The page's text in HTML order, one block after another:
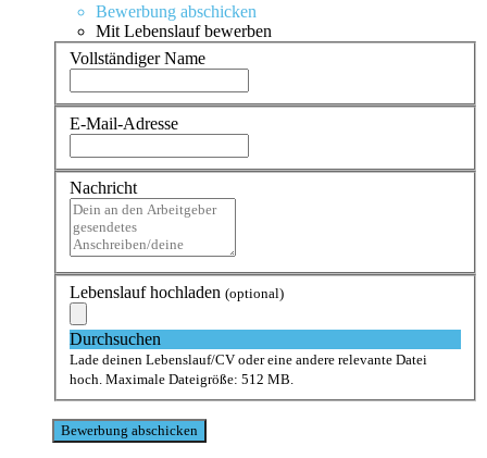
Bewerbung abschicken
Mit Lebenslauf bewerben
Vollständiger Name
E-Mail-Adresse
Nachricht
Lebenslauf hochladen (optional)
Durchsuchen
Lade deinen Lebenslauf/CV oder eine andere relevante Datei
hoch. Maximale Dateigröße: 512 MB.